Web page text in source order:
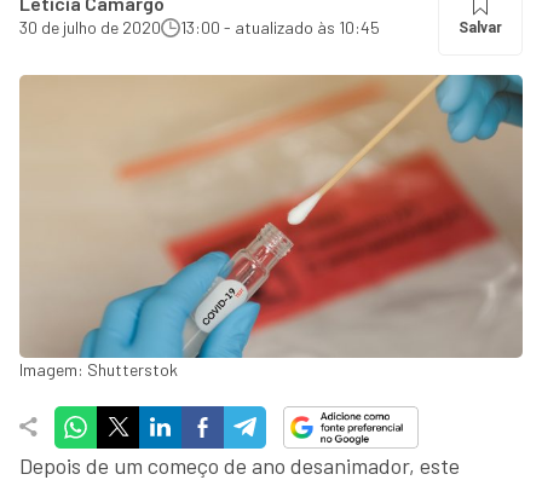
30 de julho de 2020 13:00 - atualizado às 10:45 Salvar
Imagem: Shutterstok
Depois de um começo de ano desanimador, este